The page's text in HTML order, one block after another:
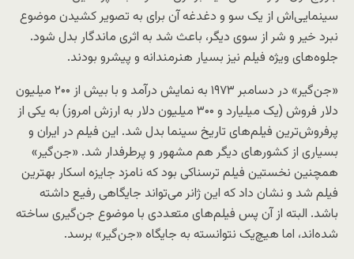
سینمایی‌اش از یک سو و دغدغه آن برای به تصویر کشیدن موضوع
نبرد خیر و شر از سوی دیگر، باعث شد به اثری ماندگار بدل شود.
جلوه‌های ویژه فیلم نیز بسیار هنرمندانه و پیشرو بودند.
«جن‌گیر» در دسامبر ۱۹۷۳ به نمایش درآمد و با بیش از ۲۰۰ میلیون
دلار فروش (یک میلیارد و ۳۰۰ میلیون دلار به ارزش امروز)‌ به یکی از
پرفروش‌ترین فیلم‌‌های تاریخ سینما بدل شد. این فیلم در ایران و
بسیاری از کشورهای دیگر هم مشهور و پرطرفدار شد. «جن‌گیر»
همچنین نخستین فیلم ترسناکی بود که نامزد جایزه اسکار بهترین
فیلم شد و نشان داد که این ژانر می‌تواند جایگاهی رفیع داشته
باشد. البته از آن پس فیلم‌های متعددی با موضوع جن‌گیری ساخته
شده‌اند، اما هیچ‌یک نتوانسته به جایگاه «جن‌گیر» برسد.